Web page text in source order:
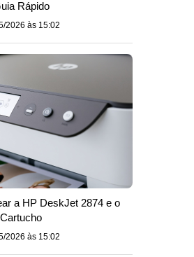
Rápido
2026 às 15:02
a HP DeskJet 2874 e o
Cartucho
2026 às 15:02